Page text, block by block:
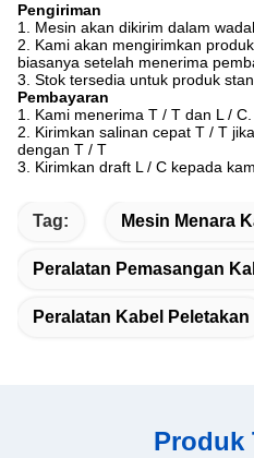
Pengiriman
1. Mesin akan dikirim dalam
2. Kami akan mengirimkan
biasanya setelah menerima
3. Stok tersedia untuk produk
Pembayaran
1. Kami menerima T / T dan L / C.
2. Kirimkan salinan cepat T / T
dengan T / T
3. Kirimkan draft L / C kepada
Tag: Mesin Menara
Peralatan Pemasangan
Peralatan Kabel Peletakan
Produk